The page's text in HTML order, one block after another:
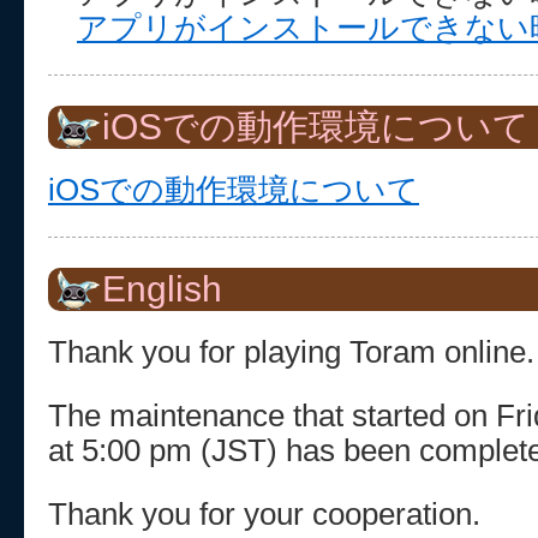
アプリがインストールできない
iOSでの動作環境について
iOSでの動作環境について
English
Thank you for playing Toram online.
The maintenance that started on
at 5:00 pm (JST) has been
Thank you for your cooperation.